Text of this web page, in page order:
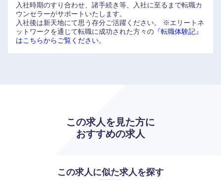
入社時期のすり合わせ、諸手続き等、入社に至るまで転職カ
ウンセラーがサポートいたします。
入社後は新天地にて思う存分ご活躍ください。
※エリートネ
ットワークを通じて転職に成功された方々の 『転職体験記』
はこちらからご覧ください。
この求人を見た方に
おすすめの求人
この求人に似た求人を探す
中国・四国地方